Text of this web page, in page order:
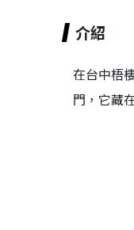
介紹
在台中梧
門，它藏